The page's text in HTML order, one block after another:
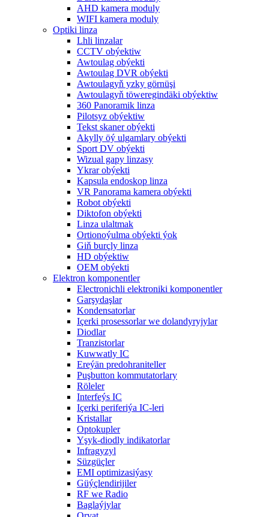
AHD kamera moduly
WIFI kamera moduly
Optiki linza
Lhli linzalar
CCTV obýektiw
Awtoulag obýekti
Awtoulag DVR obýekti
Awtoulagyň yzky görnüşi
Awtoulagyň töweregindäki obýektiw
360 Panoramik linza
Pilotsyz obýektiw
Tekst skaner obýekti
Akylly öý ulgamlary obýekti
Sport DV obýekti
Wizual gapy linzasy
Ykrar obýekti
Kapsula endoskop linza
VR Panorama kamera obýekti
Robot obýekti
Diktofon obýekti
Linza ulaltmak
Ortionoýulma obýekti ýok
Giň burçly linza
HD obýektiw
OEM obýekti
Elektron komponentler
Electronichli elektroniki komponentler
Garşydaşlar
Kondensatorlar
Içerki prosessorlar we dolandyryjylar
Diodlar
Tranzistorlar
Kuwwatly IC
Ereýän predohraniteller
Puşbutton kommutatorlary
Röleler
Interfeýs IC
Içerki periferiýa IC-leri
Kristallar
Optokupler
Yşyk-diodly indikatorlar
Infragyzyl
Süzgüçler
EMI optimizasiýasy
Güýçlendirijiler
RF we Radio
Baglaýjylar